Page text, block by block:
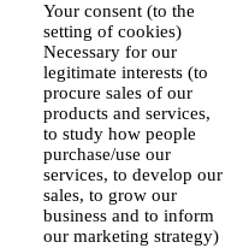
Your consent (to the
setting of cookies)
Necessary for our
legitimate interests (to
procure sales of our
products and services,
to study how people
purchase/use our
services, to develop our
sales, to grow our
business and to inform
our marketing strategy)